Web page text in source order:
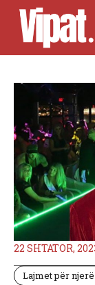
Skip
content
22 SHTATOR,
Lajmet për